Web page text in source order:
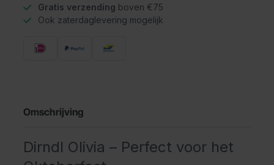
Gratis verzending boven €75
Ook zaterdaglevering mogelijk
Omschrijving
Dirndl Olivia – Perfect voor het